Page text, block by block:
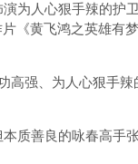
人心狠手辣的护
《黄飞鸿之英雄有
强、为人心狠手辣
质善良的咏春高手